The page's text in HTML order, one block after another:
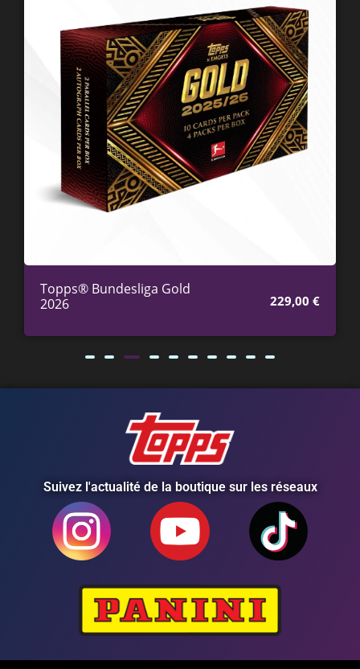
Topps® Bundesliga Gold
2026
229,00 €
Suivez l'actualité de la boutique sur les réseaux